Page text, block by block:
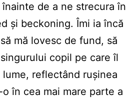
de a ne strecura în
și beckoning. Îmi ia încă
mă lovesc de fund, să
copil pe care îl
reflectând rușinea
în cea mai mare parte a